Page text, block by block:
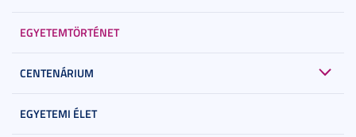
EGYETEMTÖRTÉNET
CENTENÁRIUM
EGYETEMI ÉLET